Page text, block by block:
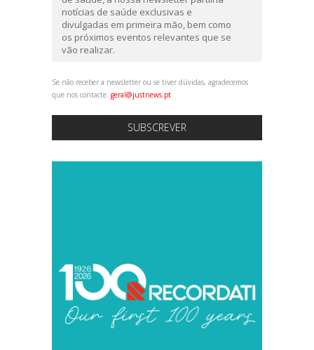
notícias de saúde exclusivas e
divulgadas em primeira mão, bem como
os próximos eventos relevantes que se
vão realizar.
Se não receber a newsletter ou se tiver dúvidas, agradecemos
que nos contacte: geral@justnews.pt
SUBSCREVER